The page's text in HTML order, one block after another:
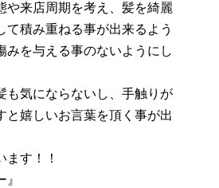
や来店周期を考え、髪を綺麗
て積み重ねる事が出来るよう
みを与える事のないようにし
も気にならないし、手触りが
と嬉しいお言葉を頂く事が出
ます！！